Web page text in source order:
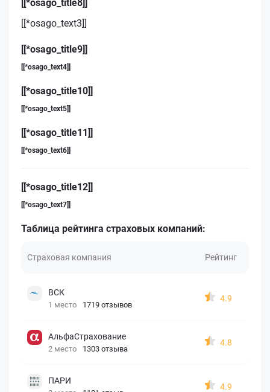
[[*osago_title8]]
[[*osago_text3]]
[[*osago_title9]]
[[*osago_text4]]
[[*osago_title10]]
[[*osago_text5]]
[[*osago_title11]]
[[*osago_text6]]
[[*osago_title12]]
[[*osago_text7]]
Таблица рейтинга страховых компаний:
Страховая компания Рейтинг
ВСК
1 место 1719 отзывов
4.9
АльфаСтрахование
2 место 1303 отзыва
4.8
ПАРИ
4.9